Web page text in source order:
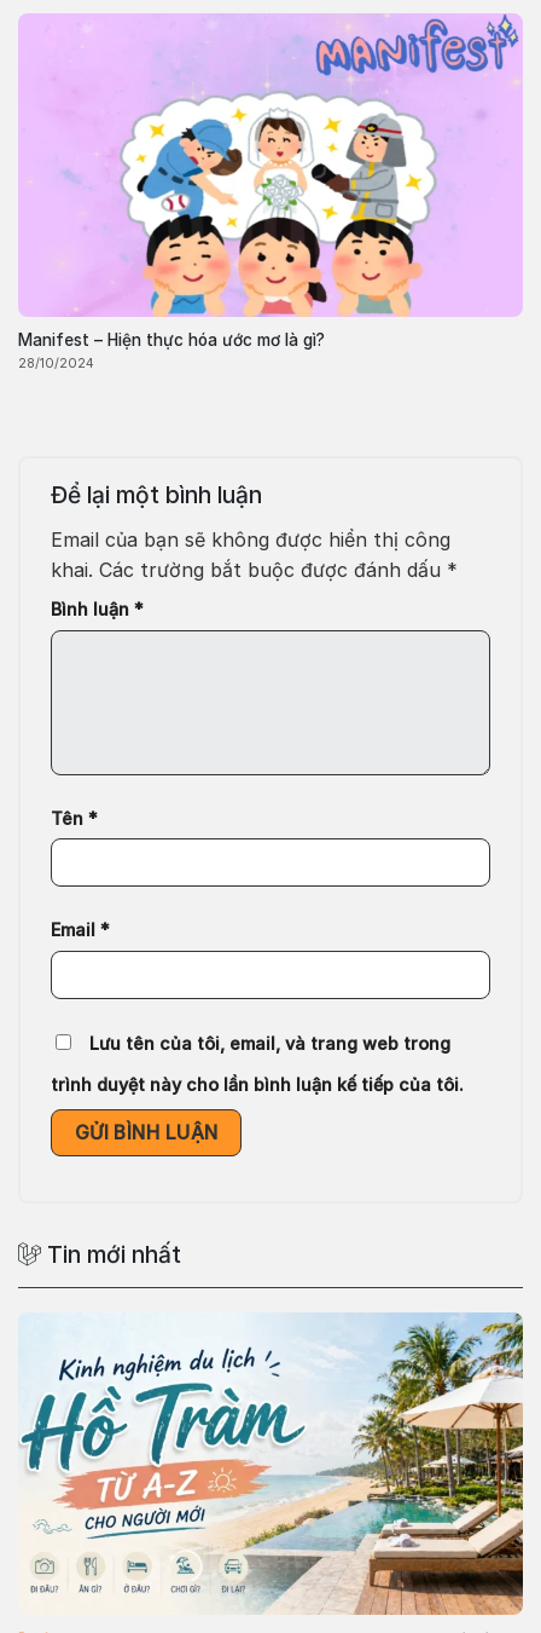
Manifest – Hiện thực hóa ước mơ là gì?
28/10/2024
Để lại một bình luận
Email của bạn sẽ không được hiển thị công
khai. Các trường bắt buộc được đánh dấu *
Bình luận *
Tên *
Email *
Lưu tên của tôi, email, và trang web trong
trình duyệt này cho lần bình luận kế tiếp của tôi.
Tin mới nhất